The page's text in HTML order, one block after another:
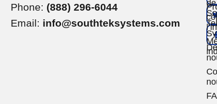
Phone: (888) 296-6044
Email: info@southteksystems.com
de